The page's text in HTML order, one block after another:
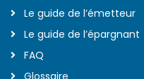
Le guide de l’émetteur
Le guide de l’épargnant
FAQ
Glossaire